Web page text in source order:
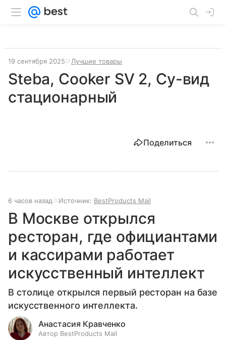
19 сентября 2025 Лучшие товары
Steba, Cooker SV 2, Су-вид
стационарный
Поделиться
6 часов назад Источник: BestProducts Mail
В Москве открылся
ресторан, где официантами
и кассирами работает
искусственный интеллект
В столице открылся первый ресторан на базе
искусственного интеллекта.
Анастасия Кравченко
Автор BestProducts Mail